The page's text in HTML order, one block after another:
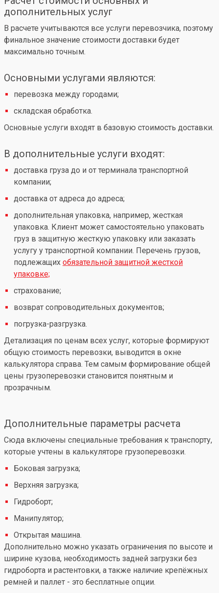
дополнительных услуг
В расчете учитываются все услуги перевозчика, поэтому
финальное значение стоимости доставки будет
максимально точным.
Основными услугами являются:
перевозка между городами;
складская обработка.
Основные услуги входят в базовую стоимость доставки.
В дополнительные услуги входят:
доставка груза до и от терминала транспортной
компании;
доставка от адреса до адреса;
дополнительная упаковка, например, жесткая
упаковка. Клиент может самостоятельно упаковать
груз в защитную жесткую упаковку или заказать
услугу у транспортной компании. Перечень грузов,
подлежащих обязательной защитной жесткой
упаковке;
страхование;
возврат сопроводительных документов;
погрузка-разгрузка.
Детализация по ценам всех услуг, которые формируют
общую стоимость перевозки, выводится в окне
калькулятора справа. Тем самым формирование общей
цены грузоперевозки становится понятным и
прозрачным.
Дополнительные параметры расчета
Сюда включены специальные требования к транспорту,
которые учтены в калькуляторе грузоперевозки.
Боковая загрузка;
Верхняя загрузка;
Гидроборт;
Манипулятор;
Открытая машина.
Дополнительно можно указать ограничения по высоте и
ширине кузова, необходимость задней загрузки без
гидроборта и растентовки, а также наличие крепёжных
ремней и паллет - это бесплатные опции.